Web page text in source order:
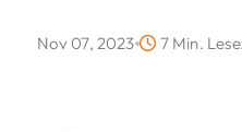
Nov 07, 2023 7 Min.